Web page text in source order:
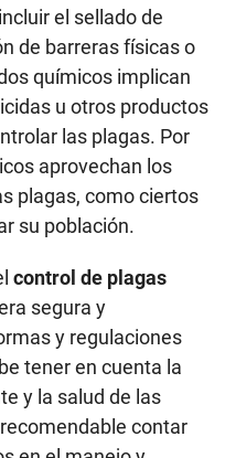
el sellado de
de barreras físicas o
químicos implican
u otros productos
las plagas. Por
aprovechan los
plagas, como ciertos
su población.
control de plagas
segura y
y regulaciones
tener en cuenta la
y la salud de las
contar